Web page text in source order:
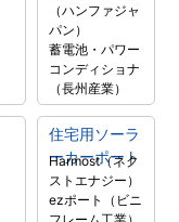
（ハンファジャ
パン）
蓄電池・パワー
コンディショナ
（長州産業）
住宅用ソーラ
ーカーポート
Harmost（ネク
ストエナジー）
ezポート（ビニ